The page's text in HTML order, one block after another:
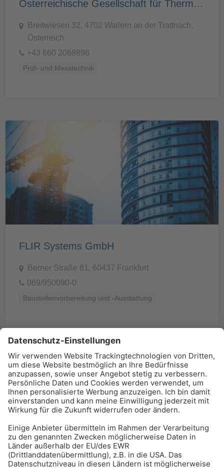
Österreichische Gesellschaft für Thermografie
Breitwiesen 32, 4702 Wallern an der Trattnach,
Österreich
+43 660 2068896
Prüf- und Messtechnik
FLIR Systems GmbH
Berner Straße 81, 60437 Frankfurt
069/950090-0
Baustellenvorbereitung und -Ausstattung
BAU-Index Newsletter
Erhalten Sie regelmäßig Benachrichtigungen zu den
Zur Anmeldung